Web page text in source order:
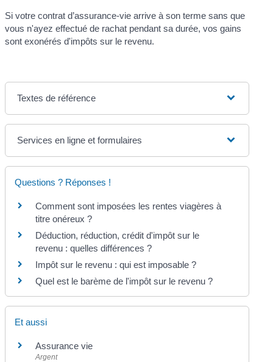
Si votre contrat d’assurance-vie arrive à son terme sans que
vous n'ayez effectué de rachat pendant sa durée, vos gains
sont exonérés d'impôts sur le revenu.
Textes de référence
Services en ligne et formulaires
Questions ? Réponses !
Comment sont imposées les rentes viagères à
titre onéreux ?
Déduction, réduction, crédit d'impôt sur le
revenu : quelles différences ?
Impôt sur le revenu : qui est imposable ?
Quel est le barème de l'impôt sur le revenu ?
Et aussi
Assurance vie
Argent